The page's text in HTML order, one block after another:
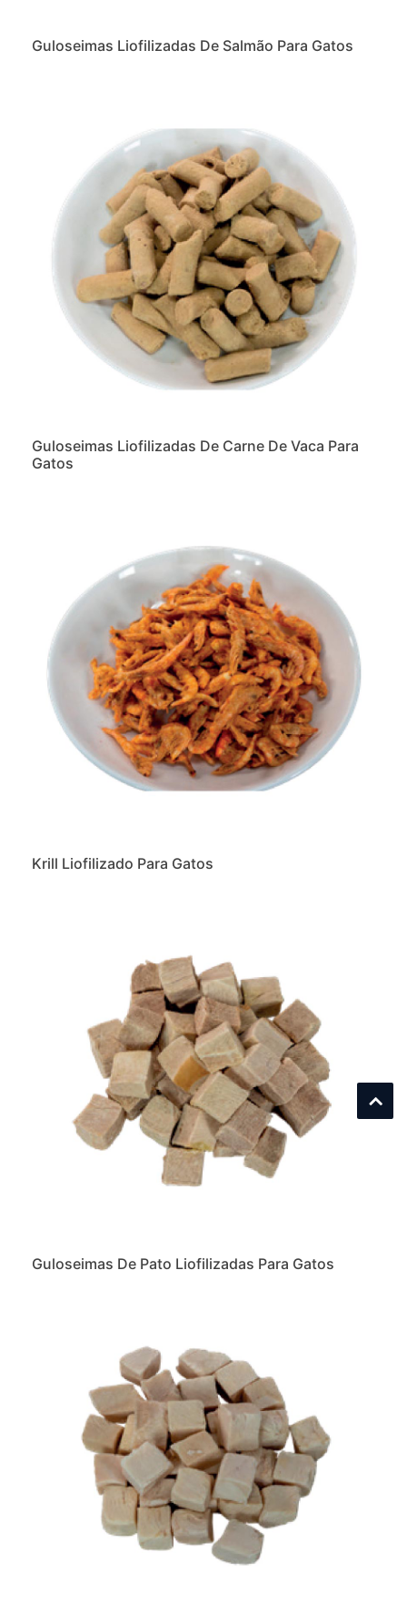
Guloseimas Liofilizadas De Salmão Para Gatos
Guloseimas Liofilizadas De Carne De Vaca Para
Gatos
Krill Liofilizado Para Gatos
Guloseimas De Pato Liofilizadas Para Gatos